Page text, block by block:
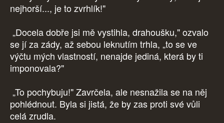
nejhorší..., je to zvrhlík!"
„Docela dobře jsi mě vystihla, drahoušku," ozvalo
se jí za zády, až sebou leknutím trhla, „to se ve
výčtu mých vlastností, nenajde jediná, která by ti
imponovala?"
„To pochybuju!" Zavrčela, ale nesnažila se na něj
pohlédnout. Byla si jistá, že by zas proti své vůli
celá zrudla.